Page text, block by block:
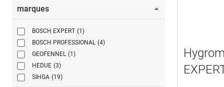
marques
BOSCH EXPERT (1)
BOSCH PROFESSIONAL (4)
GEOFENNEL (1)
HEDUE (3)
SIHGA (19)